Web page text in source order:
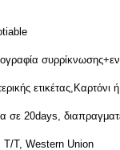
ετικέτας,Καρτόνι
σε 20days,
Τ, Western Union